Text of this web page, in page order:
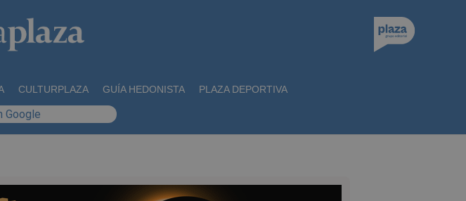
CULTURPLAZA GUÍA HEDONISTA PLAZA DEPORTIVA
Google